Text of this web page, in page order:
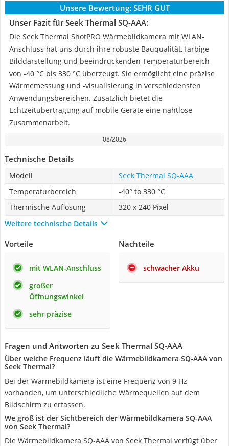
Unsere Bewertung: SEHR GUT
Unser Fazit für Seek Thermal SQ-AAA:
Die Seek Thermal ShotPRO Wärmebildkamera mit WLAN-
Anschluss hat uns durch ihre robuste Bauqualität, farbige
Bilddarstellung und beeindruckenden Temperaturbereich
von -40 °C bis 330 °C überzeugt. Sie ermöglicht eine präzise
Wärmemessung und -visualisierung in verschiedensten
Anwendungsbereichen. Zusätzlich bietet die
Echtzeitübertragung auf mobile Geräte eine nahtlose
Zusammenarbeit.
08/2026
Technische Details
Modell
Seek Thermal SQ-AAA
Temperaturbereich
-40° to 330 °C
Thermische Auflösung
320 x 240 Pixel
Weitere technische Details
Vorteile
mit WLAN-Anschluss
großer
Öffnungswinkel
sehr präzise
Nachteile
schwacher Akku
Fragen und Antworten zu Seek Thermal SQ-AAA
Über welche Frequenz läuft die Wärmebildkamera SQ-AAA von
Seek Thermal?
Bei der Wärmebildkamera ist eine Frequenz von 9 Hz
vorhanden, um unterschiedliche Wärmequellen auf dem
Bildschirm zu erfassen.
We groß ist der Sichtbereich der Wärmebildkamera SQ-AAA
von Seek Thermal?
Die Wärmebildkamera SQ-AAA von Seek Thermal verfügt über